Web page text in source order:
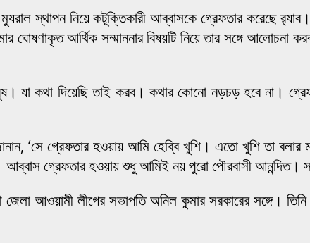
ম্যুরাল স্থাপন নিয়ে কটূক্তিকারী আব্বাসকে গ্রেফতার করেছে
ঘোষণাকৃত আর্থিক সম্মাননার বিষয়টি নিয়ে তার সঙ্গে আলোচনা
যা কথা দিয়েছি তাই করব। কথার কোনো নড়চড় হবে না।
‘সে গ্রেফতার হওয়ায় আমি হেব্বি খুশি। এতো খুশি তা
গ্রেফতার হওয়ায় শুধু আমিই নয় পুরো পৌরবাসী আনন্দিত।
আওয়ামী লীগের সভাপতি অনিল কুমার সরকারের সঙ্গে।